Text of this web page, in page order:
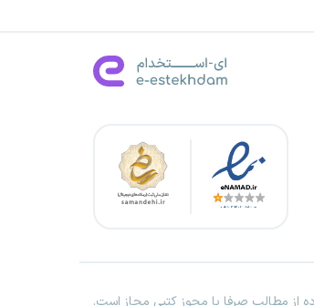
از مطالب صرفا با مجوز کتبی مجاز است.